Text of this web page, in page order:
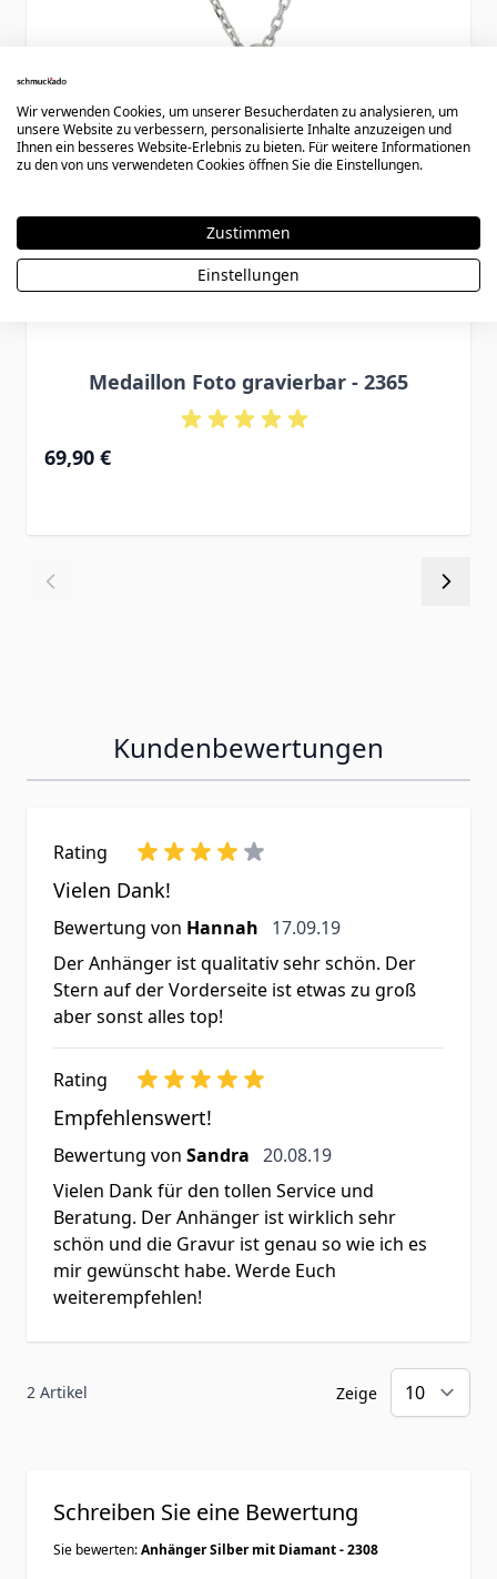
Medaillon Foto gravierbar - 2365
69,90 €
Kundenbewertungen
Rating
Vielen Dank!
Bewertung von Hannah 17. September 2019
17.09.19
Der Anhänger ist qualitativ sehr schön. Der
Stern auf der Vorderseite ist etwas zu groß
aber sonst alles top!
Rating
Empfehlenswert!
Bewertung von Sandra 20. August 2019
20.08.19
Vielen Dank für den tollen Service und
Beratung. Der Anhänger ist wirklich sehr
schön und die Gravur ist genau so wie ich es
mir gewünscht habe. Werde Euch
weiterempfehlen!
2 Artikel Zeige
Schreiben Sie eine Bewertung
Sie bewerten:Anhänger Silber mit Diamant - 2308
Wir verwenden Cookies, um unserer Besucherdaten zu analysieren, um
unsere Website zu verbessern, personalisierte Inhalte anzuzeigen und
Ihnen ein besseres Website-Erlebnis zu bieten. Für weitere Informationen
zu den von uns verwendeten Cookies öffnen Sie die Einstellungen.
Zustimmen
Einstellungen